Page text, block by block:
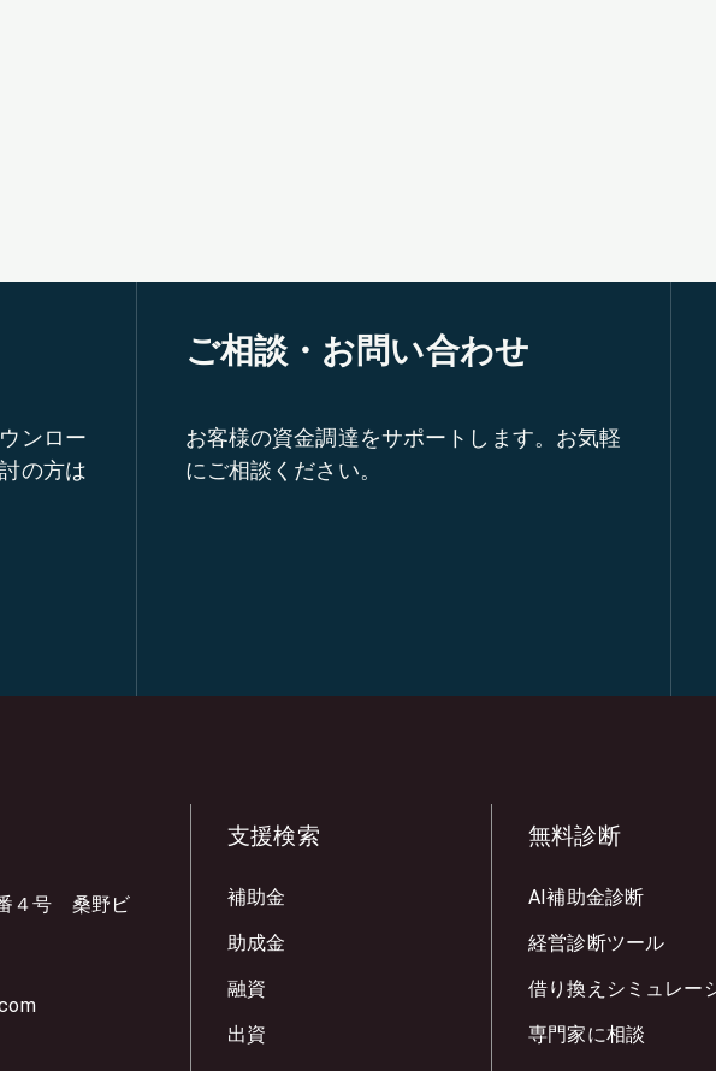
ンロー
の方は
ご相談・お問い合わせ
お客様の資金調達をサポートします。お気軽
にご相談ください。
４号 桑野ビ
支援検索
補助金
助成金
融資
出資
無料診断
AI補助金診断
経営診断ツール
借り換えシミュレー
専門家に相談